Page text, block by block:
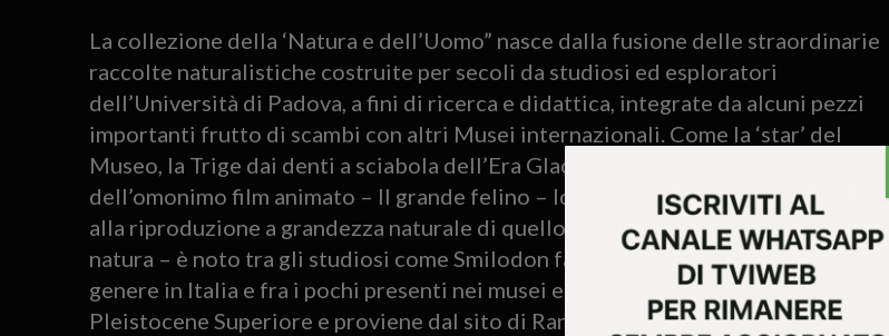
La collezione della ‘Natura e dell’Uomo” nasce dalla fusione delle straordinarie
raccolte naturalistiche costruite per secoli da studiosi ed esploratori
dell’Università di Padova, a fini di ricerca e didattica, integrate da alcuni pezzi
importanti frutto di scambi con altri Musei internazionali. Come la ‘star’ del
Museo, la Trige dai denti a sciabola dell’Era Glaciale – uno dei personaggi
dell’omonimo film animato – Il grande felino – lo scheletro è presentato accanto
alla riproduzione a grandezza naturale di quello che sarebbe stato l’animale in
natura – è noto tra gli studiosi come Smilodon fatalis. E’ l’unico esemplare nel suo
genere in Italia e fra i pochi presenti nei musei europei; un fossile che risale al
Pleistocene Superiore e proviene dal sito di Rancho La Brea in California (Usa),